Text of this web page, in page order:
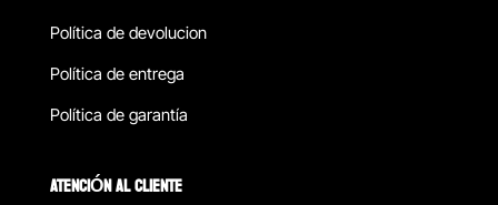
Política de devolucion
Política de entrega
Política de garantía
ATENCIÓN AL CLIENTE